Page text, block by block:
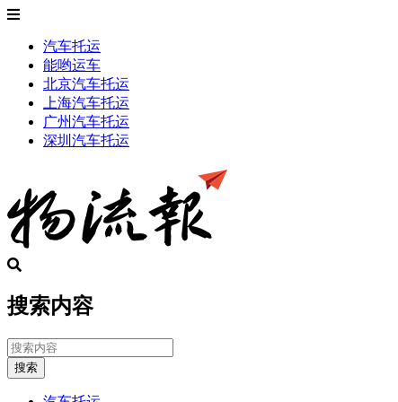
汽车托运
能哟运车
北京汽车托运
上海汽车托运
广州汽车托运
深圳汽车托运
搜索内容
搜索